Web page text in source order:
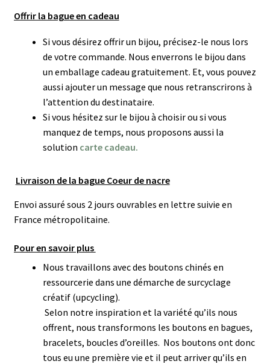
Offrir la bague en cadeau
Si vous désirez offrir un bijou, précisez-le nous lors
de votre commande. Nous enverrons le bijou dans
un emballage cadeau gratuitement. Et, vous pouvez
aussi ajouter un message que nous retranscrirons à
l’attention du destinataire.
Si vous hésitez sur le bijou à choisir ou si vous
manquez de temps, nous proposons aussi la
solution carte cadeau.
Livraison de la bague Coeur de nacre
Envoi assuré sous 2 jours ouvrables en lettre suivie en
France métropolitaine.
Pour en savoir plus
Nous travaillons avec des boutons chinés en
ressourcerie dans une démarche de surcyclage
créatif (upcycling).
Selon notre inspiration et la variété qu’ils nous
offrent, nous transformons les boutons en bagues,
bracelets, boucles d’oreilles. Nos boutons ont donc
tous eu une première vie et il peut arriver qu’ils en